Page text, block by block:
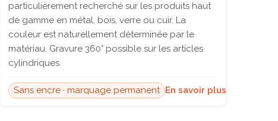
particulièrement recherché sur les produits haut
de gamme en métal, bois, verre ou cuir. La
couleur est naturellement déterminée par le
matériau. Gravure 360° possible sur les articles
cylindriques.
Sans encre · marquage permanent En savoir plus →